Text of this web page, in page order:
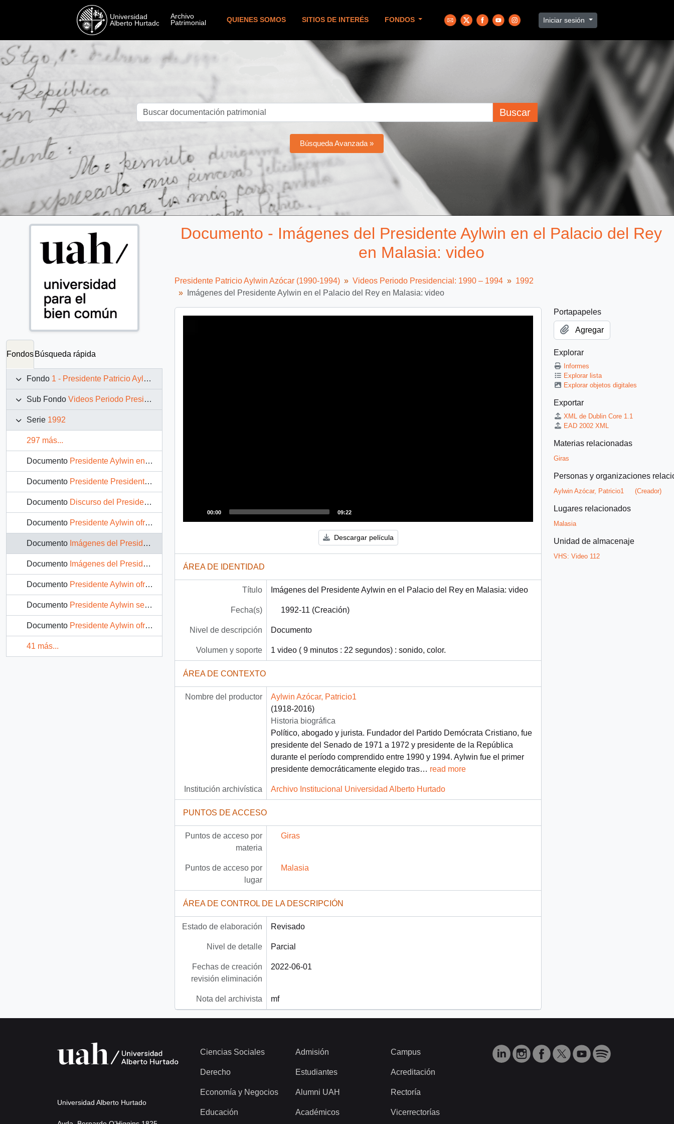
QUIENES SOMOS SITIOS DE INTERÉS FONDOS Iniciar sesión
Buscar
Búsqueda Avanzada »
Fondos Búsqueda rápida
Fondo 1 - Presidente Patricio Aylwin Azócar (1990-1994)
Sub Fondo Videos Periodo Presidencial: 1990 – 1994
Serie 1992
297 más...
Documento Presidente Aylwin en cena oficial con el Sultán Azlan Shah de Perak: video
Documento Presidente Presidente Aylwin recibe honores en el Monumento Nacional a los Héroes de la Causa de la Paz e Independencia, en Kuala Lumpur: video
Documento Discurso del Presidente Aylwin en gira oficial en Malasia: video
Documento Presidente Aylwin ofrece discurso en Malasia: video
Documento Imágenes del Presidente Aylwin en el Palacio del Rey en Malasia: video
Documento Imágenes del Presidente Aylwin en gira por Malasia: video
Documento Presidente Aylwin ofrece conferencia de prensa a medios extranjeros y nacionales en Malasia: video
Documento Presidente Aylwin se reúne con el Presidente de China Yang Shangkun : video
Documento Presidente Aylwin ofrece conferencia de prensa en China : video
41 más...
Documento - Imágenes del Presidente Aylwin en el Palacio del Rey
en Malasia: video
Presidente Patricio Aylwin Azócar (1990-1994) Videos Periodo Presidencial: 1990 – 1994
1992
Imágenes del Presidente Aylwin en el Palacio del Rey en Malasia: video
00:00 09:22
Descargar película
ÁREA DE IDENTIDAD
Título Imágenes del Presidente Aylwin en el Palacio del Rey en Malasia: video
Fecha(s) 1992-11 (Creación)
Nivel de descripción Documento
Volumen y soporte 1 video ( 9 minutos : 22 segundos) : sonido, color.
ÁREA DE CONTEXTO
Nombre del productor
Aylwin Azócar, Patricio1
(1918-2016)
Historia biográfica
Político, abogado y jurista. Fundador del Partido Demócrata Cristiano, fue
presidente del Senado de 1971 a 1972 y presidente de la República
durante el período comprendido entre 1990 y 1994. Aylwin fue el primer
presidente democráticamente elegido tras… read more
Institución archivística Archivo Institucional Universidad Alberto Hurtado
PUNTOS DE ACCESO
Puntos de acceso por
materia
Giras
Puntos de acceso por
lugar
Malasia
ÁREA DE CONTROL DE LA DESCRIPCIÓN
Estado de elaboración Revisado
Nivel de detalle Parcial
Fechas de creación
revisión eliminación
2022-06-01
Nota del archivista mf
Portapapeles
Agregar
Explorar
Informes
Explorar lista
Explorar objetos digitales
Exportar
XML de Dublin Core 1.1
EAD 2002 XML
Materias relacionadas
Giras
Personas y organizaciones
Aylwin Azócar, Patricio1 (Creador)
Lugares relacionados
Malasia
Unidad de almacenaje
VHS: Video 112
Universidad Alberto Hurtado
Ciencias Sociales
Derecho
Economía y Negocios
Educación
Admisión
Estudiantes
Alumni UAH
Académicos
Campus
Acreditación
Rectoría
Vicerrectorías